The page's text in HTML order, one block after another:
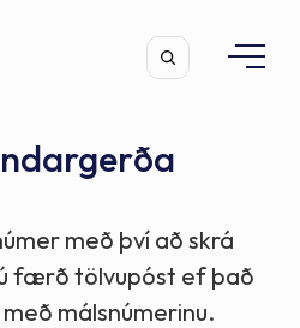
með því að skrá
færð tölvupóst ef það
málsnúmerinu.